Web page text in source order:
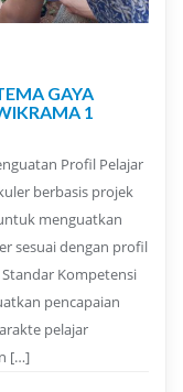
GAYA
1
Profil Pelajar
berbasis projek
menguatkan
sesuai dengan profil
Kompetensi
pencapaian
pelajar
[…]